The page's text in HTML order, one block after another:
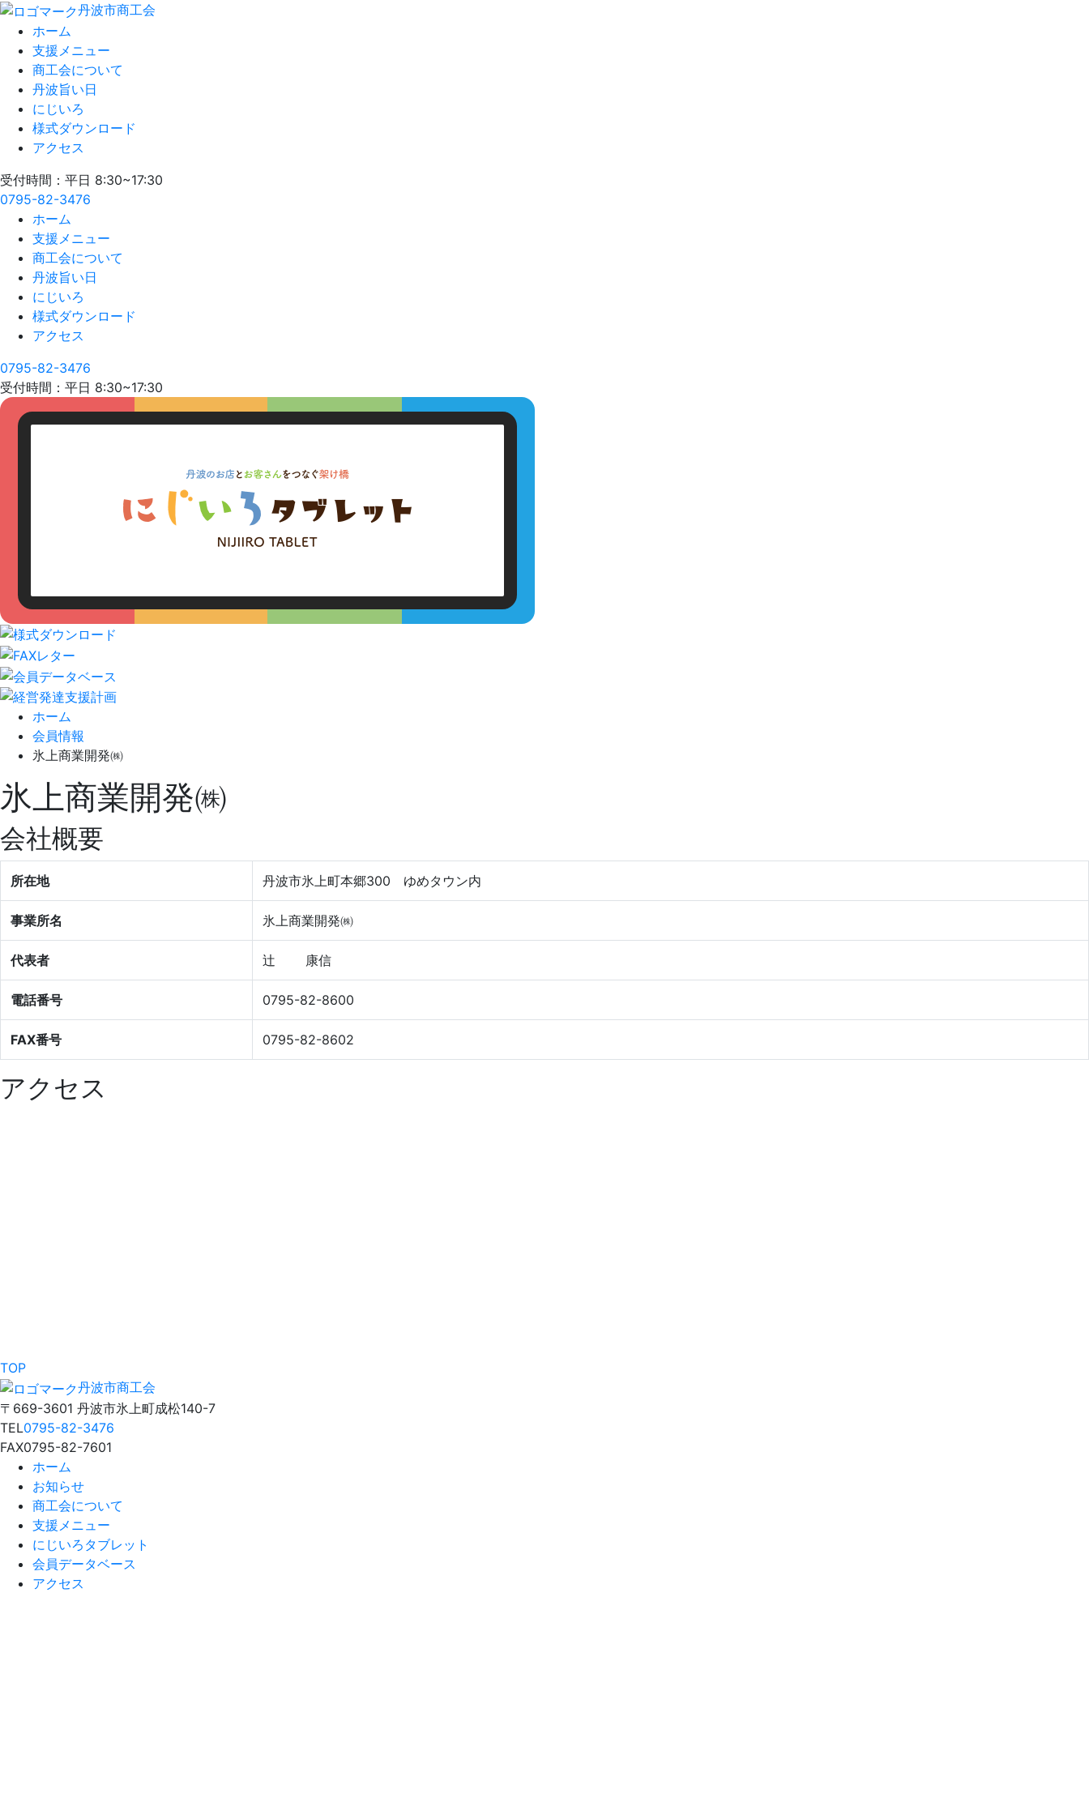
丹波市商工会
ホーム
支援メニュー
商工会について
丹波旨い日
にじいろ
様式ダウンロード
アクセス
受付時間：平日 8:30~17:30
0795-82-3476
ホーム
支援メニュー
商工会について
丹波旨い日
にじいろ
様式ダウンロード
アクセス
0795-82-3476
受付時間：平日 8:30~17:30
ホーム
会員情報
氷上商業開発㈱
氷上商業開発㈱
会社概要
所在地 丹波市氷上町本郷300 ゆめタウン内
事業所名 氷上商業開発㈱
代表者 辻 康信
電話番号 0795-82-8600
FAX番号 0795-82-8602
アクセス
TOP
丹波市商工会
〒669-3601 丹波市氷上町成松140-7
TEL0795-82-3476
FAX0795-82-7601
ホーム
お知らせ
商工会について
支援メニュー
にじいろタブレット
会員データベース
アクセス